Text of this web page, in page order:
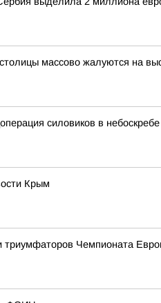
массово жалуются на
силовиков в
Крым
триумфаторов Чемпионата